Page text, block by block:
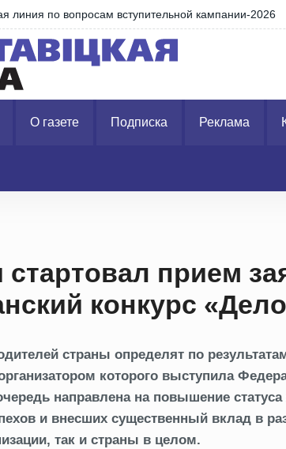
2026
О газете Подписка Реклама
прием
конкурс
страны определят по
которого выступила
направлена на повышение
и внесших существенный вклад в
так и страны в целом.